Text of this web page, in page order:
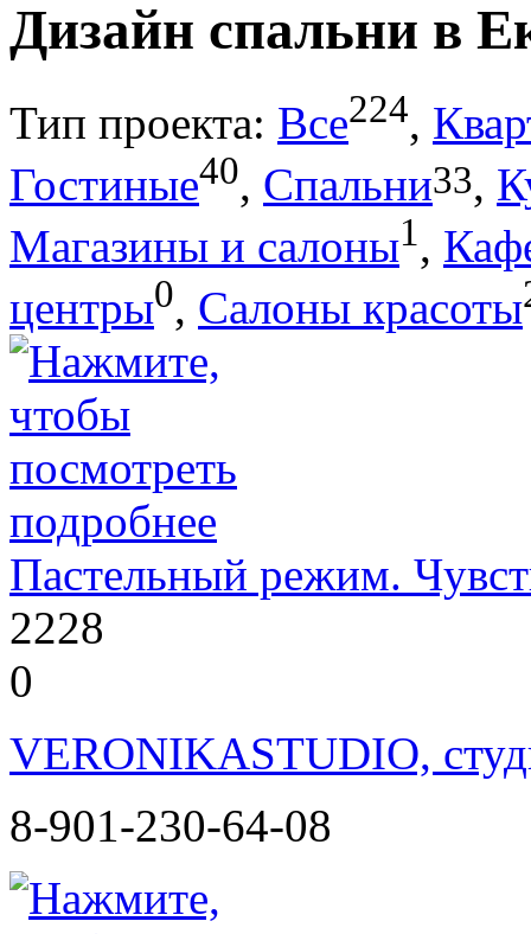
Дизайн спальни в
Тип проекта: Все224,
Гостиные40, Спальни33,
Магазины и салоны1,
центры0, Салоны красоты
Пастельный режим.
2228
0
VERONIKASTUDIO,
8-901-230-64-08